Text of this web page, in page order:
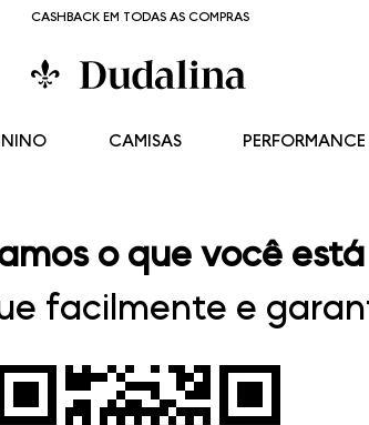
CASHBACK EM TODAS AS COMPRAS
CAMISAS PERFORMANCE
o que você
facilmente e